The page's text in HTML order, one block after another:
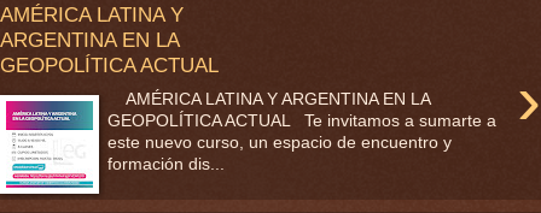
AMÉRICA LATINA Y
ARGENTINA EN LA
GEOPOLÍTICA ACTUAL
›
AMÉRICA LATINA Y ARGENTINA EN LA
GEOPOLÍTICA ACTUAL Te invitamos a sumarte a
este nuevo curso, un espacio de encuentro y
formación dis...